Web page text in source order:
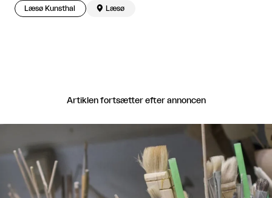
Læsø Kunsthal  Læsø
Artiklen fortsætter efter annoncen